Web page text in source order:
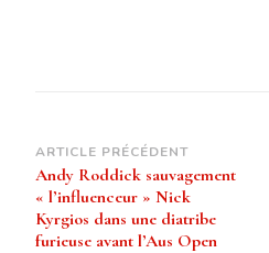
Navigation
d’article
ARTICLE PRÉCÉDENT
Andy Roddick sauvagement
« l’influenceur » Nick
Kyrgios dans une diatribe
furieuse avant l’Aus Open